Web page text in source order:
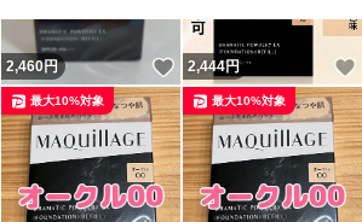
いいね！
2,460円 いいね！
2,444円
最大10%対象 最大10%対象